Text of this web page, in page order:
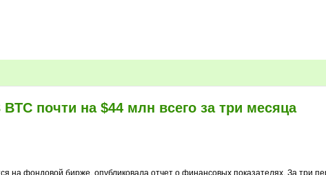
почти на $44 млн всего за три месяца
на фондовой бирже, опубликовала отчет о финансовых показателях. За три